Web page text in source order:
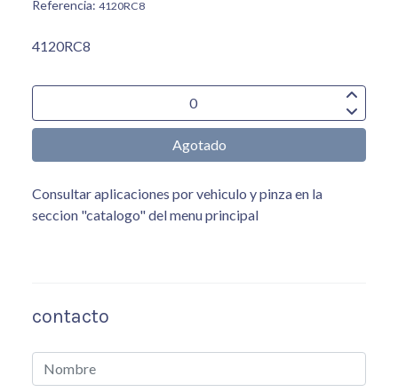
Referencia: 4120RC8
4120RC8
Agotado
Consultar aplicaciones por vehiculo y pinza en la
seccion "catalogo" del menu principal
contacto